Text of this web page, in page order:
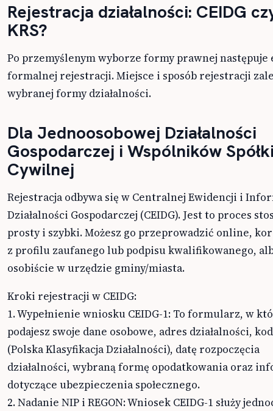
Rejestracja działalności: CEIDG
KRS?
Po przemyślenym wyborze formy prawnej następuje
formalnej rejestracji. Miejsce i sposób rejestracji
wybranej formy działalności.
Dla Jednoosobowej Działalności
Gospodarczej i Wspólników
Cywilnej
Rejestracja odbywa się w Centralnej Ewidencji i
Działalności Gospodarczej (CEIDG). Jest to proces
prosty i szybki. Możesz go przeprowadzić online,
z profilu zaufanego lub podpisu kwalifikowanego,
osobiście w urzędzie gminy/miasta.
Kroki rejestracji w CEIDG:
1. Wypełnienie wniosku CEIDG-1: To formularz, w
podajesz swoje dane osobowe, adres działalności,
(Polska Klasyfikacja Działalności), datę rozpoczęcia
działalności, wybraną formę opodatkowania oraz
dotyczące ubezpieczenia społecznego.
2. Nadanie NIP i REGON: Wniosek CEIDG-1 służy